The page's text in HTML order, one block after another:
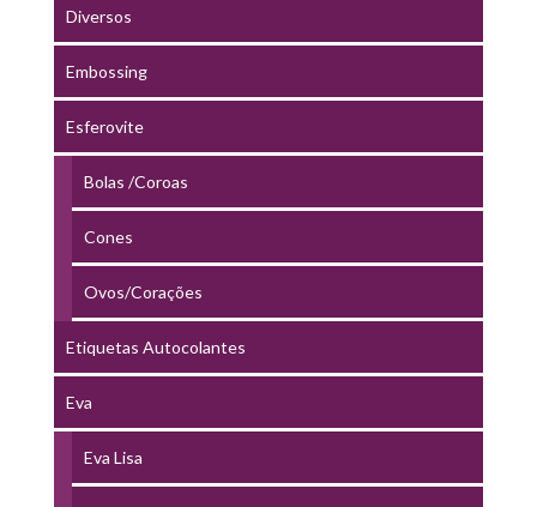
Diversos
Embossing
Esferovite
Bolas /Coroas
Cones
Ovos/Corações
Etiquetas Autocolantes
Eva
Eva Lisa